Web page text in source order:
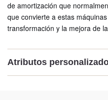
de amortización que
que convierte a estas
transformación y la mejora de
Atributos